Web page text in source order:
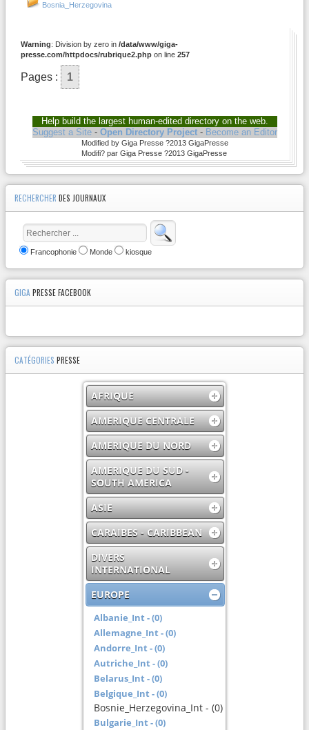
Bosnia_Herzegovina
Warning: Division by zero in /data/www/giga-
presse.com/httpdocs/rubrique2.php on line 257
Pages : 1
Help build the largest human-edited directory on the web.
Suggest a Site- Open Directory Project- Become an Editor
Modified by Giga Presse ?2013 GigaPresse
Modifi? par Giga Presse ?2013 GigaPresse
RECHERCHER DES JOURNAUX
Francophonie Monde kiosque
GIGAPRESSE FACEBOOK
CATÉGORIES PRESSE
AFRIQUE
AMERIQUE CENTRALE
AMERIQUE DU NORD
AMERIQUE DU SUD -
SOUTH AMERICA
ASIE
CARAIBES - CARIBBEAN
DIVERS
INTERNATIONAL
EUROPE
Albanie_Int - (0)
Allemagne_Int - (0)
Andorre_Int - (0)
Autriche_Int - (0)
Belarus_Int - (0)
Belgique_Int - (0)
Bosnie_Herzegovina_Int - (0)
Bulgarie_Int - (0)